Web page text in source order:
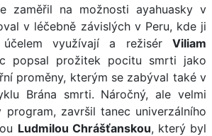
zaměřil na možnosti ayahuasky v
v léčebně závislých v Peru, kde ji
využívají a režisér Viliam
popsal prožitek pocitu smrti jako
proměny, kterým se zabýval také v
Brána smrti. Náročný, ale velmi
završil tanec univerzálního
Ludmilou Chrášťanskou, který byl